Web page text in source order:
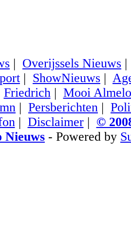
| Overijssels Nieuws
| ShowNieuws |
Friedrich| Mooi Almelo
| Persberichten |
| Disclaimer| ©
Nieuws - Powered by